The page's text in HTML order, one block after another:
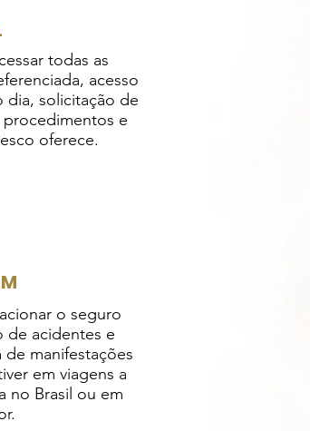
todas as
acesso
dia, solicitação de
procedimentos e
oferece.
o seguro
de acidentes e
manifestações
em viagens a
no Brasil ou em